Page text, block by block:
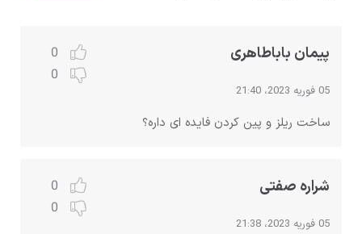
0
0
پیمان باباطاهری
05 فوریه 2023، 21:40
ساخت ریلز و پین کردن فایده ای داره؟
0
0
شراره صفتی
05 فوریه 2023، 21:38